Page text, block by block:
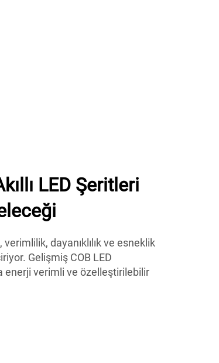
LED Şeritleri
verimlilik, dayanıklılık ve esneklik
Gelişmiş COB LED
enerji verimli ve özelleştirilebilir